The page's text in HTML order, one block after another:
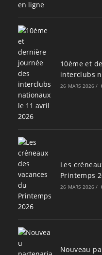
10ème et
interclubs
26 MARS 2026 /
Les
Printemps
26 MARS 2026 /
Nouveau